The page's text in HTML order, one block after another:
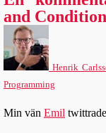
and
Henrik
Programming
Min vän Emil